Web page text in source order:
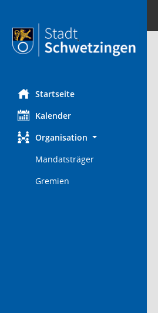
Startseite
Kalender
Organisation
Mandatsträger
Gremien